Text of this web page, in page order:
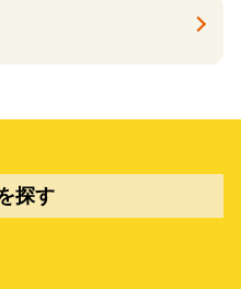
探す